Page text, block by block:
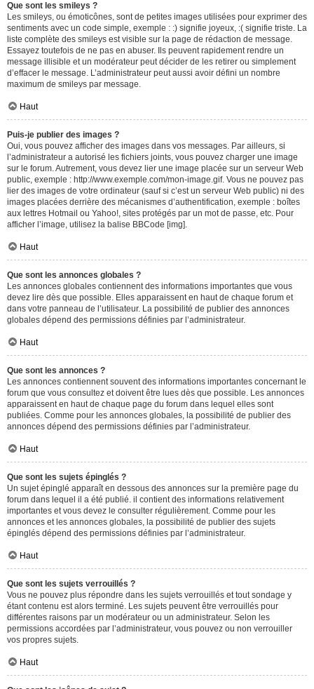
Que sont les smileys ?
Les smileys, ou émoticônes, sont de petites images utilisées pour exprimer des
sentiments avec un code simple, exemple : :) signifie joyeux, :( signifie triste. La
liste complète des smileys est visible sur la page de rédaction de message.
Essayez toutefois de ne pas en abuser. Ils peuvent rapidement rendre un
message illisible et un modérateur peut décider de les retirer ou simplement
d’effacer le message. L’administrateur peut aussi avoir défini un nombre
maximum de smileys par message.
Haut
Puis-je publier des images ?
Oui, vous pouvez afficher des images dans vos messages. Par ailleurs, si
l’administrateur a autorisé les fichiers joints, vous pouvez charger une image
sur le forum. Autrement, vous devez lier une image placée sur un serveur Web
public, exemple : http://www.exemple.com/mon-image.gif. Vous ne pouvez pas
lier des images de votre ordinateur (sauf si c’est un serveur Web public) ni des
images placées derrière des mécanismes d’authentification, exemple : boîtes
aux lettres Hotmail ou Yahoo!, sites protégés par un mot de passe, etc. Pour
afficher l’image, utilisez la balise BBCode [img].
Haut
Que sont les annonces globales ?
Les annonces globales contiennent des informations importantes que vous
devez lire dès que possible. Elles apparaissent en haut de chaque forum et
dans votre panneau de l’utilisateur. La possibilité de publier des annonces
globales dépend des permissions définies par l’administrateur.
Haut
Que sont les annonces ?
Les annonces contiennent souvent des informations importantes concernant le
forum que vous consultez et doivent être lues dès que possible. Les annonces
apparaissent en haut de chaque page du forum dans lequel elles sont
publiées. Comme pour les annonces globales, la possibilité de publier des
annonces dépend des permissions définies par l’administrateur.
Haut
Que sont les sujets épinglés ?
Un sujet épinglé apparaît en dessous des annonces sur la première page du
forum dans lequel il a été publié. il contient des informations relativement
importantes et vous devez le consulter régulièrement. Comme pour les
annonces et les annonces globales, la possibilité de publier des sujets
épinglés dépend des permissions définies par l’administrateur.
Haut
Que sont les sujets verrouillés ?
Vous ne pouvez plus répondre dans les sujets verrouillés et tout sondage y
étant contenu est alors terminé. Les sujets peuvent être verrouillés pour
différentes raisons par un modérateur ou un administrateur. Selon les
permissions accordées par l’administrateur, vous pouvez ou non verrouiller
vos propres sujets.
Haut